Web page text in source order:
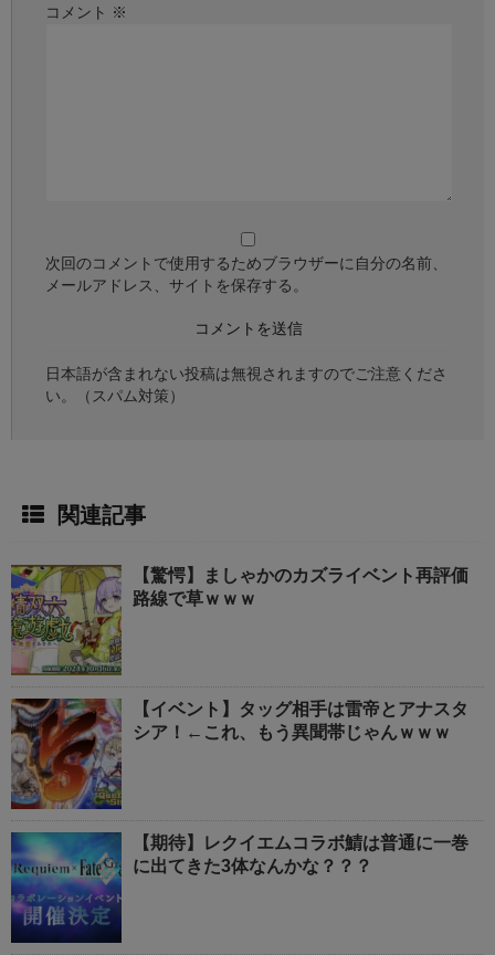
コメント ※
次回のコメントで使用するためブラウザーに自分の名前、
メールアドレス、サイトを保存する。
日本語が含まれない投稿は無視されますのでご注意くださ
い。（スパム対策）
関連記事
【驚愕】ましゃかのカズライベント再評価
路線で草ｗｗｗ
【イベント】タッグ相手は雷帝とアナスタ
シア！←これ、もう異聞帯じゃんｗｗｗ
【期待】レクイエムコラボ鯖は普通に一巻
に出てきた3体なんかな？？？